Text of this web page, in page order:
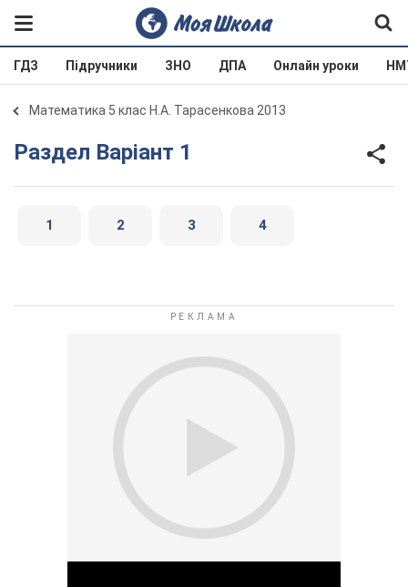
ГДЗ Підручники ЗНО ДПА Онлайн уроки
Математика 5 клас Н.А. Тарасенкова 2013
Раздел Варіант 1
1 2 3 4